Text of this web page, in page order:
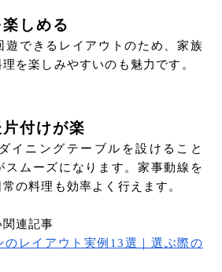
しめる
遊できるレイアウトのため、家族
を楽しみやすいのも魅力です。
付けが楽
イニングテーブルを設けること
スムーズになります。家事動線を
の料理も効率よく行えます。
連記事
のレイアウト実例13選｜選ぶ際の